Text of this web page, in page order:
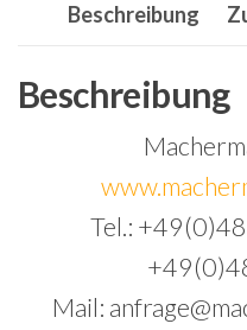
Beschreibung
Beschreibung
Tel.:
Mail: